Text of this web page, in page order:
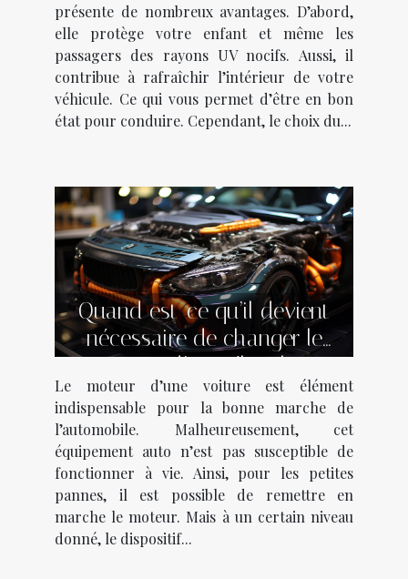
présente de nombreux avantages. D’abord,
elle protège votre enfant et même les
passagers des rayons UV nocifs. Aussi, il
contribue à rafraîchir l’intérieur de votre
véhicule. Ce qui vous permet d’être en bon
état pour conduire. Cependant, le choix du...
Quand est-ce qu’il devient
nécessaire de changer le
moteur d’un véhicule ?
Le moteur d’une voiture est élément
indispensable pour la bonne marche de
l’automobile. Malheureusement, cet
équipement auto n’est pas susceptible de
fonctionner à vie. Ainsi, pour les petites
pannes, il est possible de remettre en
marche le moteur. Mais à un certain niveau
donné, le dispositif...